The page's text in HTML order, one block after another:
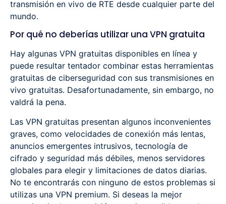
transmisión en vivo de RTE desde cualquier parte del
mundo.
Por qué no deberías utilizar una VPN gratuita
Hay algunas VPN gratuitas disponibles en línea y
puede resultar tentador combinar estas herramientas
gratuitas de ciberseguridad con sus transmisiones en
vivo gratuitas. Desafortunadamente, sin embargo, no
valdrá la pena.
Las VPN gratuitas presentan algunos inconvenientes
graves, como velocidades de conexión más lentas,
anuncios emergentes intrusivos, tecnología de
cifrado y seguridad más débiles, menos servidores
globales para elegir y limitaciones de datos diarias.
No te encontrarás con ninguno de estos problemas si
utilizas una VPN premium. Si deseas la mejor